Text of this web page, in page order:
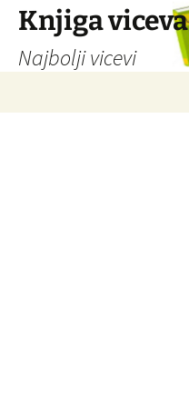
Knjiga viceva
Najbolji vicevi